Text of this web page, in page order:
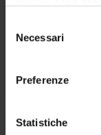
modificare o
momento dalla
Necessari
Preferenze
Statistiche
Sede